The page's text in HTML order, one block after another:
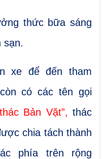
thức bữa sáng
sạn.
xe để đến tham
còn có các tên gọi
Bản Vặt”,thác
chia tách thành
phía trên rộng